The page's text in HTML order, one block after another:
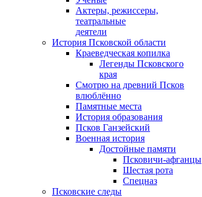
Актеры, режиссеры,
театральные
деятели
История Псковской области
Краеведческая копилка
Легенды Псковского
края
Смотрю на древний Псков
влюблённо
Памятные места
История образования
Псков Ганзейский
Военная история
Достойные памяти
Псковичи-афганцы
Шестая рота
Спецназ
Псковские следы